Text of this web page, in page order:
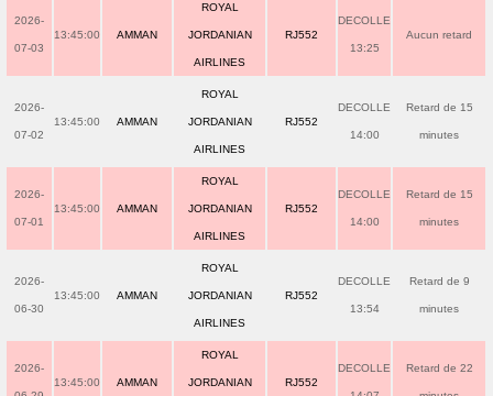
2026-
07-03
13:45:00 AMMAN
ROYAL
JORDANIAN
AIRLINES
RJ552
DECOLLE
13:25
Aucun retard
2026-
07-02
13:45:00 AMMAN
ROYAL
JORDANIAN
AIRLINES
RJ552
DECOLLE
14:00
Retard de 15
minutes
2026-
07-01
13:45:00 AMMAN
ROYAL
JORDANIAN
AIRLINES
RJ552
DECOLLE
14:00
Retard de 15
minutes
2026-
06-30
13:45:00 AMMAN
ROYAL
JORDANIAN
AIRLINES
RJ552
DECOLLE
13:54
Retard de 9
minutes
2026-
13:45:00 AMMAN
ROYAL
JORDANIAN RJ552
DECOLLE Retard de 22